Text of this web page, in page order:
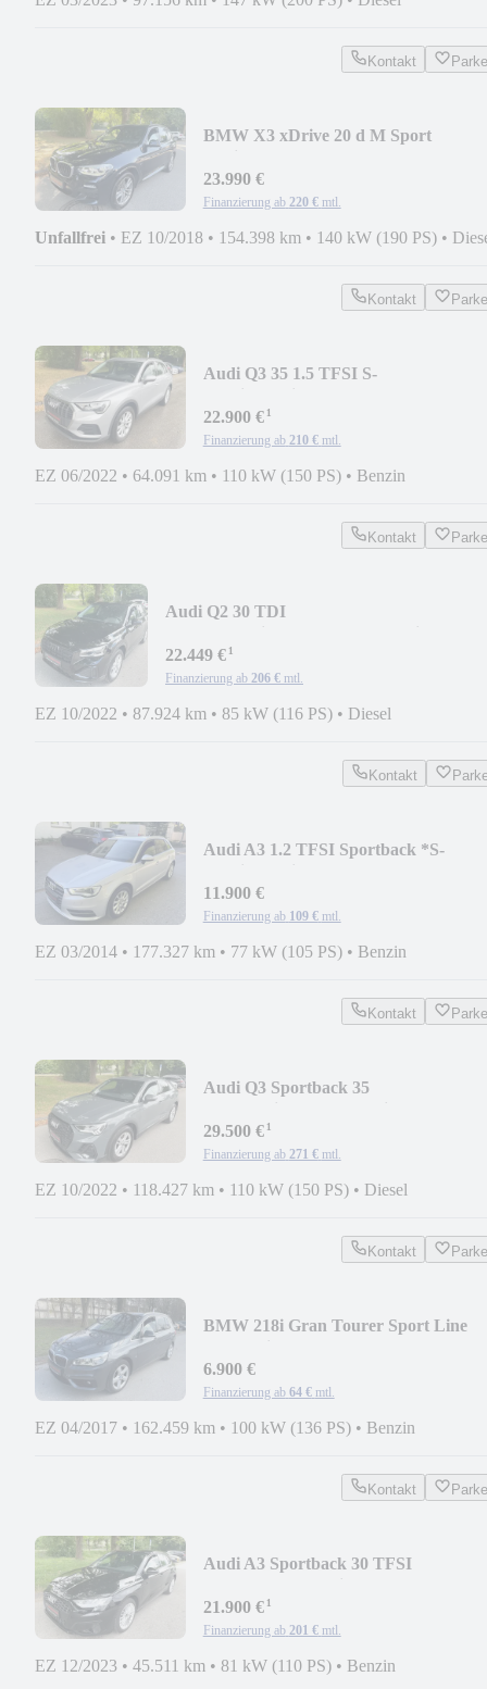
Kontakt
BMW X3 xDrive 20 d M Sport
23.990 €
Finanzierung ab 220 € mtl.
Unfallfrei • EZ 10/2018 • 154.398 km • 140 kW (190 PS) •
Kontakt
Audi Q3 35 1.5 TFSI S-
22.900 €¹
Finanzierung ab 210 € mtl.
EZ 06/2022 • 64.091 km • 110 kW (150 PS) • Benzin
Kontakt
Audi Q2 30 TDI
22.449 €¹
Finanzierung ab 206 € mtl.
EZ 10/2022 • 87.924 km • 85 kW (116 PS) • Diesel
Kontakt
Audi A3 1.2 TFSI Sportback *S-
11.900 €
Finanzierung ab 109 € mtl.
EZ 03/2014 • 177.327 km • 77 kW (105 PS) • Benzin
Kontakt
Audi Q3 Sportback 35
29.500 €¹
Finanzierung ab 271 € mtl.
EZ 10/2022 • 118.427 km • 110 kW (150 PS) • Diesel
Kontakt
BMW 218i Gran Tourer Sport Line
6.900 €
Finanzierung ab 64 € mtl.
EZ 04/2017 • 162.459 km • 100 kW (136 PS) • Benzin
Kontakt
Audi A3 Sportback 30 TFSI
21.900 €¹
Finanzierung ab 201 € mtl.
EZ 12/2023 • 45.511 km • 81 kW (110 PS) • Benzin